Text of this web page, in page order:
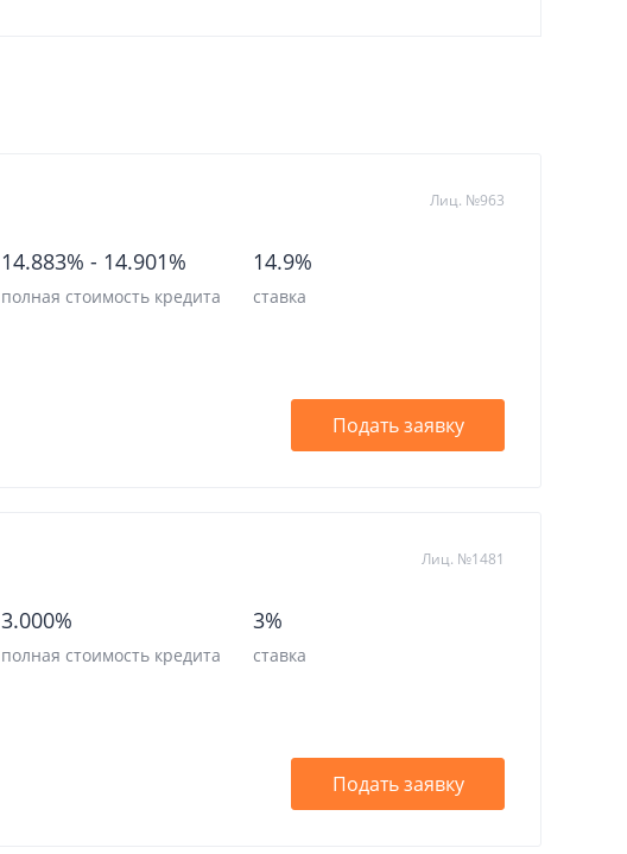
Лиц. №963
14.883% - 14.901%
полная стоимость кредита
14.9%
ставка
Подать заявку
Лиц. №1481
3.000%
полная стоимость кредита
3%
ставка
Подать заявку